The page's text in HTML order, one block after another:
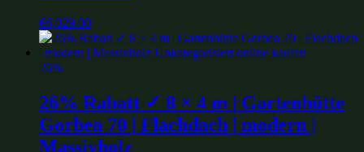
€6,029.00
26%
26% Rabatt ✓ 8 × 4 m | Gartenhütte
Gorbea 70 | Flachdach | modern |
Massivholz